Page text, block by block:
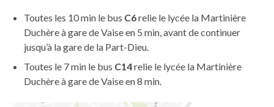
Toutes les 10 min le bus C6relie le lycée la Martinière
Duchère à gare de Vaise en 5 min, avant de continuer
jusqu’à la gare de la Part-Dieu.
Toutes le 7 min le bus C14relie le lycée la Martinière
Duchère à gare de Vaise en 8 min.